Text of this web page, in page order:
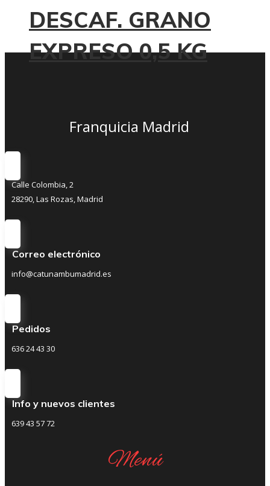
DESCAF. GRANO
EXPRESO 0,5 KG
Franquicia Madrid
Calle Colombia, 2
28290, Las Rozas, Madrid
Correo electrónico
info@catunambumadrid.es
Pedidos
636 24 43 30
Info y nuevos clientes
639 43 57 72
Menú